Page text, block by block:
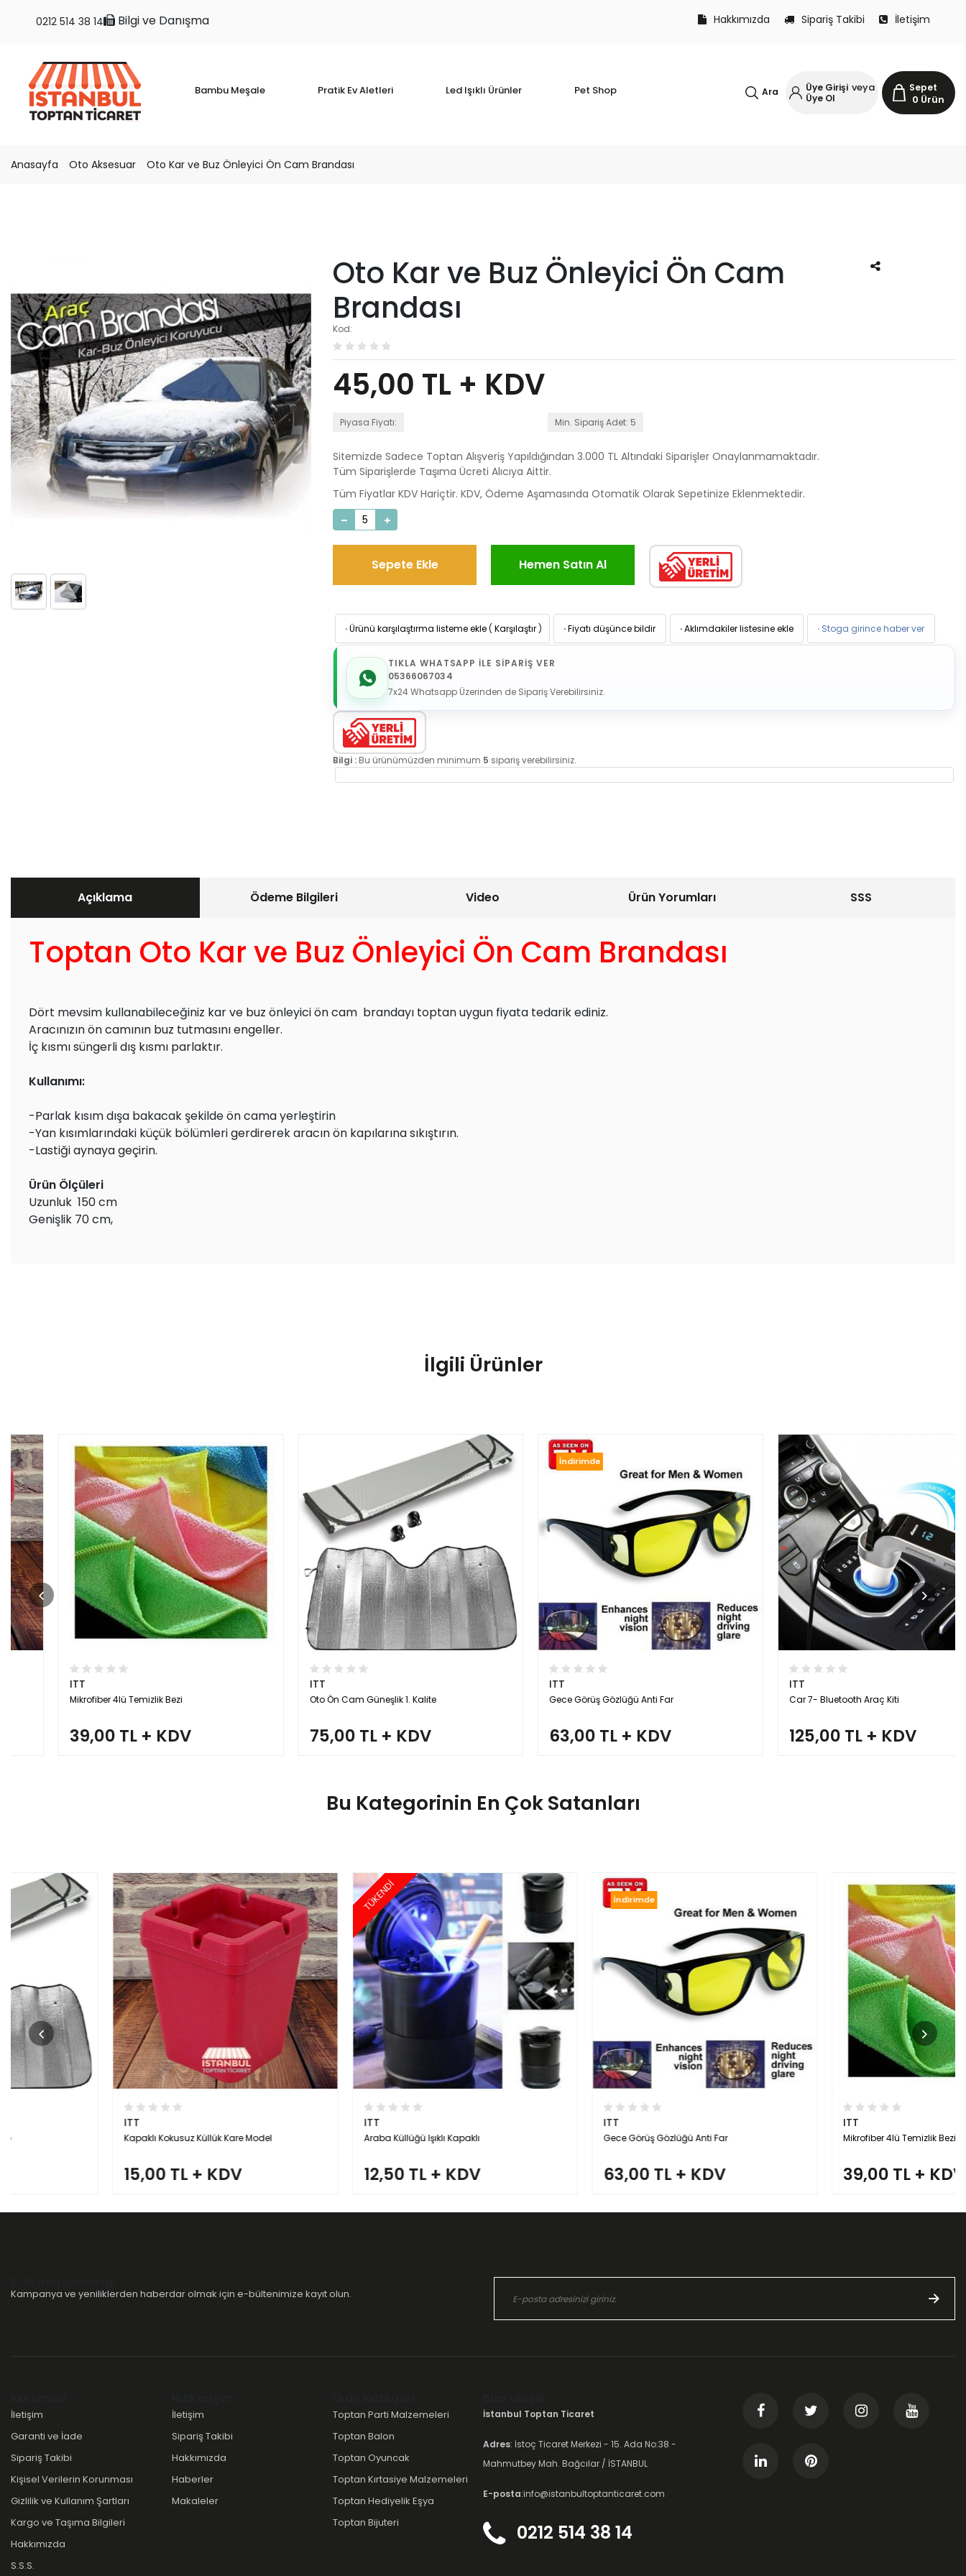
Bilgi ve Danışma
0212 514 38 14 Hakkımızda Sipariş Takibi İletişim
Bambu Meşale Pratik Ev Aletleri Led Işıklı Ürünler Pet Shop Sepet
0 Ürün
Üye Girişi veya
Üye Ol
Ara
Anasayfa Oto Aksesuar Oto Kar ve Buz Önleyici Ön Cam Brandası
Oto Kar ve Buz Önleyici Ön Cam
Brandası
Kod:
45,00 TL + KDV
Piyasa Fiyatı: Min. Sipariş Adet: 5
Sitemizde Sadece Toptan Alışveriş Yapıldığından 3.000 TL Altındaki Siparişler Onaylanmamaktadır.
Tüm Siparişlerde Taşıma Ücreti Alıcıya Aittir.
Tüm Fiyatlar KDV Hariçtir. KDV, Ödeme Aşamasında Otomatik Olarak Sepetinize Eklenmektedir.
Sepete Ekle Hemen Satın Al
·Ürünü karşılaştırma listeme ekle ( Karşılaştır ) ·Fiyatı düşünce bildir ·Aklımdakiler listesine ekle · Stoga girince haber ver
TIKLA WHATSAPP İLE SİPARİŞ VER
05366067034
7x24 Whatsapp Üzerinden de Sipariş Verebilirsiniz.
Bilgi : Bu ürünümüzden minimum 5 sipariş verebilirsiniz.
Açıklama Ödeme Bilgileri Video Ürün Yorumları SSS
Toptan Oto Kar ve Buz Önleyici Ön Cam Brandası
Dört mevsim kullanabileceğiniz kar ve buz önleyici ön cam brandayı toptan uygun fiyata tedarik ediniz.
Aracınızın ön camının buz tutmasını engeller.
İç kısmı süngerli dış kısmı parlaktır.
Kullanımı:
-Parlak kısım dışa bakacak şekilde ön cama yerleştirin
-Yan kısımlarındaki küçük bölümleri gerdirerek aracın ön kapılarına sıkıştırın.
-Lastiği aynaya geçirin.
Ürün Ölçüleri
Uzunluk 150 cm
Genişlik 70 cm,
İlgili Ürünler
Mikrofiber 4lü Temizlik Bezi
39,00 TL + KDV
Oto Ön Cam Güneşlik 1. Kalite
75,00 TL + KDV
İndirimde
Gece Görüş Gözlüğü Anti Far
63,00 TL + KDV
Car 7- Bluetooth Araç Kiti
125,00 TL + KDV
Bu Kategorinin En Çok Satanları
Kapaklı Kokusuz Küllük Kare Model
15,00 TL + KDV
TÜKENDİ
Araba Küllüğü Işıklı Kapaklı
12,50 TL + KDV
İndirimde
Gece Görüş Gözlüğü Anti Far
63,00 TL + KDV
Mikrofiber 4lü Temizlik Bezi
39,00 TL + KDV
Kampanya ve yeniliklerden haberdar olmak için e-bültenimize kayıt olun.
İletişim
Garanti ve İade
Sipariş Takibi
Kişisel Verilerin Korunması
Gizlilik ve Kullanım Şartları
Kargo ve Taşıma Bilgileri
Hakkımızda
S.S.S.
İletişim
Sipariş Takibi
Hakkımızda
Haberler
Makaleler
Toptan Parti Malzemeleri
Toptan Balon
Toptan Oyuncak
Toptan Kırtasiye Malzemeleri
Toptan Hediyelik Eşya
Toptan Bijuteri
İstanbul Toptan Ticaret
Adres: İstoç Ticaret Merkezi - 15. Ada No:38 -
Mahmutbey Mah. Bağcılar / İSTANBUL
E-posta:info@istanbultoptanticaret.com
0212 514 38 14